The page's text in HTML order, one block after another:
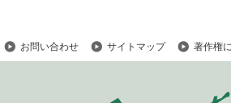
お問い合わせ サイトマップ 著作権